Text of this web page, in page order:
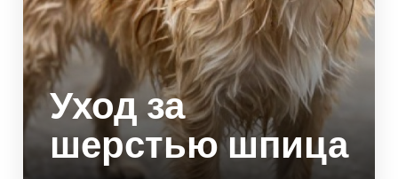
Уход за
шерстью шпица